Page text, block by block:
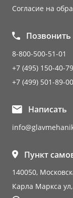
Согласие на
Позвонить
8-800-500-51-01
+7 (495) 150-40-79
+7 (499) 501-89-00
Написать
Пункт
140050,
Карла Маркса